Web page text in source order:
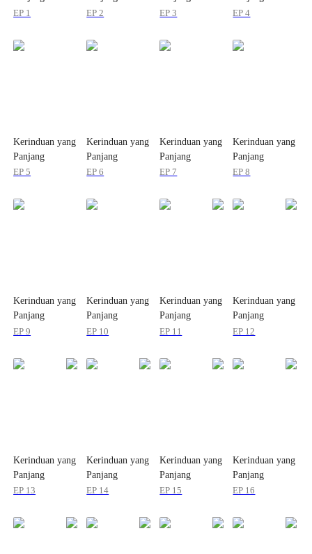
EP 1 EP 2 EP 3 EP 4
Kerinduan yang
Panjang
EP 5
Kerinduan yang
Panjang
EP 6
Kerinduan yang
Panjang
EP 7
Kerinduan yang
Panjang
EP 8
Kerinduan yang
Panjang
EP 9
Kerinduan yang
Panjang
EP 10
Kerinduan yang
Panjang
EP 11
Kerinduan yang
Panjang
EP 12
Kerinduan yang
Panjang
EP 13
Kerinduan yang
Panjang
EP 14
Kerinduan yang
Panjang
EP 15
Kerinduan yang
Panjang
EP 16